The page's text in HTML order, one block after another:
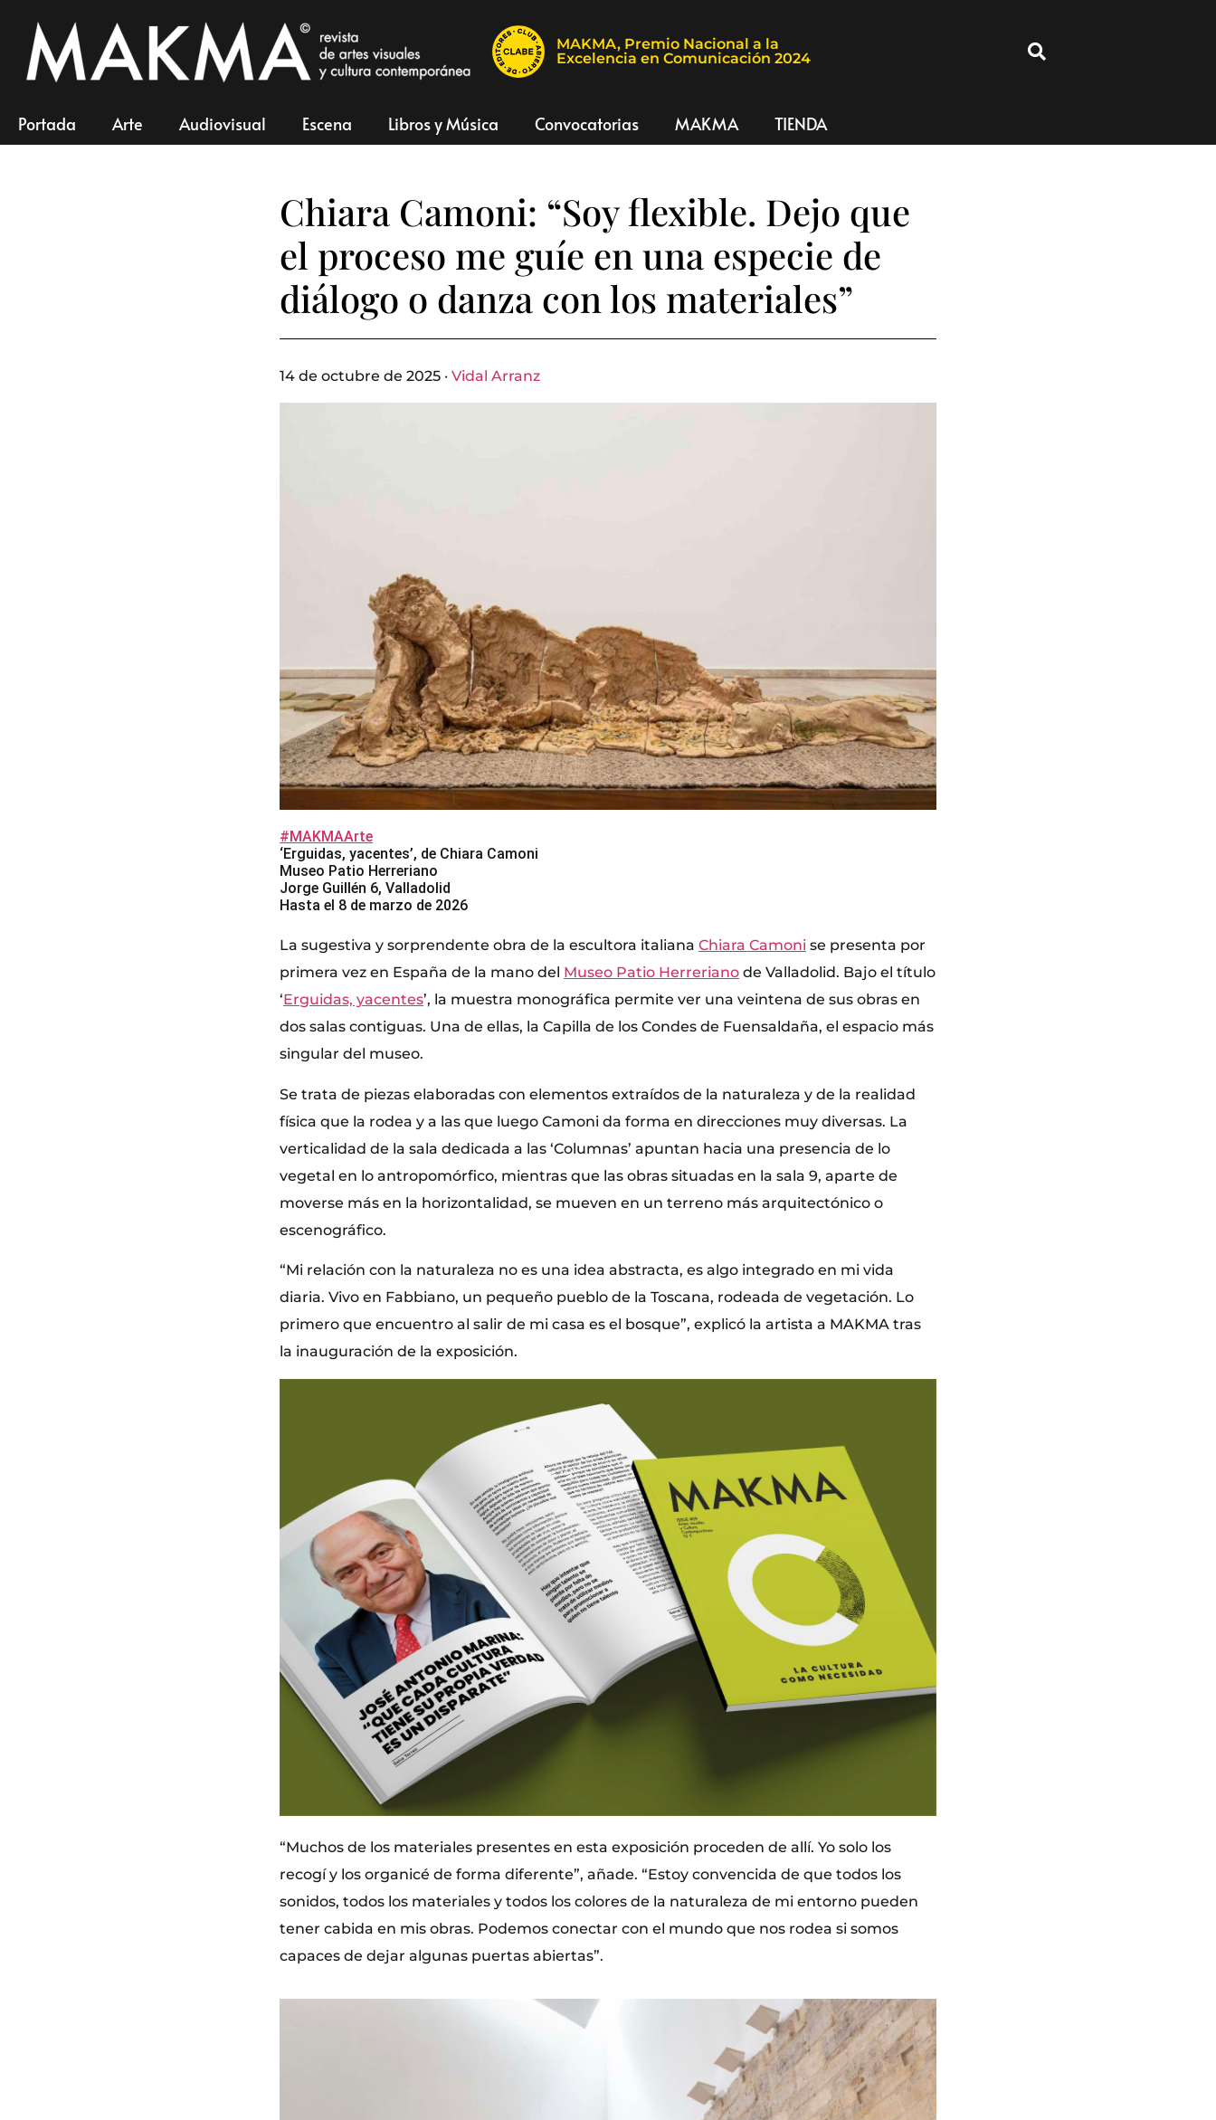
MAKMA, Premio Nacional a la
Excelencia en Comunicación 2024
Portada Arte Audiovisual Escena Libros y Música Convocatorias MAKMA TIENDA
Chiara Camoni: “Soy flexible. Dejo que
el proceso me guíe en una especie de
diálogo o danza con los materiales”
14 de octubre de 2025 · Vidal Arranz
#MAKMAArte
‘Erguidas, yacentes’, de Chiara Camoni
Museo Patio Herreriano
Jorge Guillén 6, Valladolid
Hasta el 8 de marzo de 2026
La sugestiva y sorprendente obra de la escultora italiana Chiara Camoni se presenta por
primera vez en España de la mano del Museo Patio Herreriano de Valladolid. Bajo el título
‘Erguidas, yacentes’, la muestra monográfica permite ver una veintena de sus obras en
dos salas contiguas. Una de ellas, la Capilla de los Condes de Fuensaldaña, el espacio más
singular del museo.
Se trata de piezas elaboradas con elementos extraídos de la naturaleza y de la realidad
física que la rodea y a las que luego Camoni da forma en direcciones muy diversas. La
verticalidad de la sala dedicada a las ‘Columnas’ apuntan hacia una presencia de lo
vegetal en lo antropomórfico, mientras que las obras situadas en la sala 9, aparte de
moverse más en la horizontalidad, se mueven en un terreno más arquitectónico o
escenográfico.
“Mi relación con la naturaleza no es una idea abstracta, es algo integrado en mi vida
diaria. Vivo en Fabbiano, un pequeño pueblo de la Toscana, rodeada de vegetación. Lo
primero que encuentro al salir de mi casa es el bosque”, explicó la artista a MAKMA tras
la inauguración de la exposición.
“Muchos de los materiales presentes en esta exposición proceden de allí. Yo solo los
recogí y los organicé de forma diferente”, añade. “Estoy convencida de que todos los
sonidos, todos los materiales y todos los colores de la naturaleza de mi entorno pueden
tener cabida en mis obras. Podemos conectar con el mundo que nos rodea si somos
capaces de dejar algunas puertas abiertas”.